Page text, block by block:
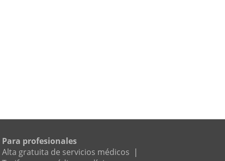
Para profesionales
Alta gratuita de servicios médicos |